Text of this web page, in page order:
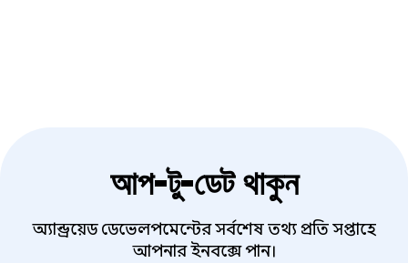
আপ-টু-ডেট থাকুন
অ্যান্ড্রয়েড ডেভেলপমেন্টের সর্বশেষ তথ্য প্রতি সপ্তাহে
আপনার ইনবক্সে পান।